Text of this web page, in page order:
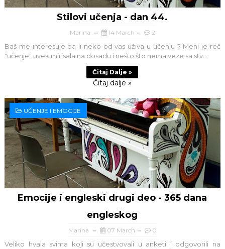
Stilovi učenja - dan 44.
Marina 14 March 2
Baš me interesuje da li neko od vas uživa u učenju ? Meni je reč
"učenje" uvek mirisala na dosadu i nešto što nema veze sa stv...
Čitaj Dalje »
Čitaj dalje »
UČENJE I EMOCIJE
Emocije i engleski drugi deo - 365 dana
engleskog
Marina 07 March 0
Veliko hvala svima koji su učestvovali u anketi i odgovorili na